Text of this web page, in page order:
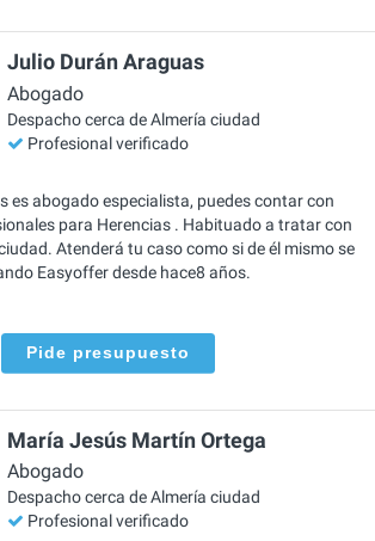
Julio Durán Araguas
Abogado
Despacho cerca de Almería ciudad
Profesional verificado
es abogado especialista, puedes contar con
para Herencias . Habituado a tratar con
Atenderá tu caso como si de él mismo se
Easyoffer desde hace8 años.
Pide presupuesto
María Jesús Martín Ortega
Abogado
Despacho cerca de Almería ciudad
Profesional verificado